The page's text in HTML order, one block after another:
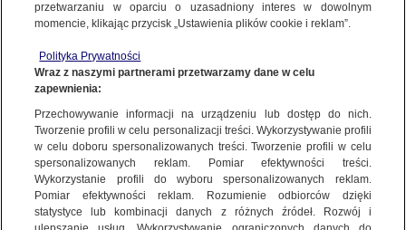
KONTAKT24|NAJNOWSZE
Polscy kibice aresztowani w Dublinie
8 LUTEGO 2013 9:47
NAJNOWSZE
GORĄCE TEMATY
WIĘCEJ
KANAŁY
przetwarzaniu w oparciu o uzasadniony interes w dowolnym
momencie, klikając przycisk „Ustawienia plików cookie i reklam”.
Polityka Prywatności
Wraz z naszymi partnerami przetwarzamy dane w celu
zapewnienia:
Przechowywanie informacji na urządzeniu lub dostęp do nich.
Tworzenie profili w celu personalizacji treści. Wykorzystywanie profili
w celu doboru spersonalizowanych treści. Tworzenie profili w celu
spersonalizowanych reklam. Pomiar efektywności treści.
Wykorzystanie profili do wyboru spersonalizowanych reklam.
Pomiar efektywności reklam. Rozumienie odbiorców dzięki
statystyce lub kombinacji danych z różnych źródeł. Rozwój i